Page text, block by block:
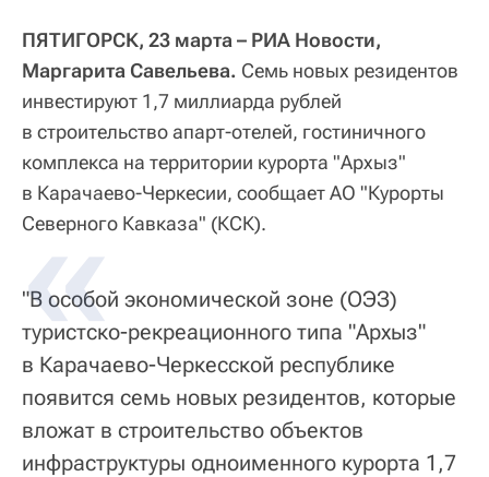
ПЯТИГОРСК, 23 марта – РИА Новости,
Маргарита Савельева. Семь новых резидентов
инвестируют 1,7 миллиарда рублей
в строительство апарт-отелей, гостиничного
комплекса на территории курорта "Архыз"
в Карачаево-Черкесии, сообщает АО "Курорты
Северного Кавказа" (КСК).
"В особой экономической зоне (ОЭЗ)
туристско-рекреационного типа "Архыз"
в Карачаево-Черкесской республике
появится семь новых резидентов, которые
вложат в строительство объектов
инфраструктуры одноименного курорта 1,7